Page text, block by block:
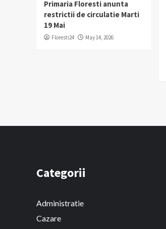
Primaria Floresti anunta
restrictii de circulatie Marti
19 Mai
Floresti24 May 14, 2026
Categorii
Administratie
Cazare